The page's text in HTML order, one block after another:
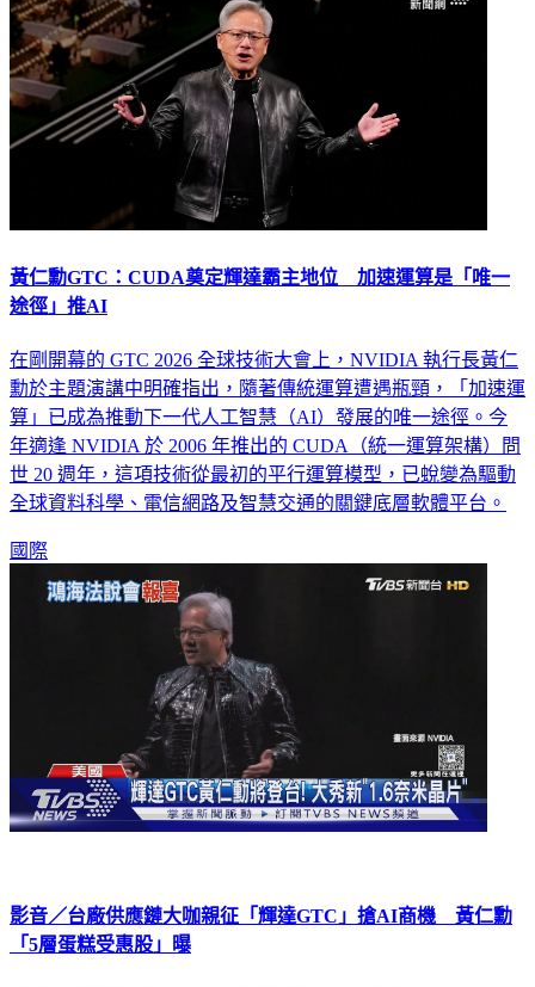
黃仁勳GTC：CUDA奠定輝達霸主地位 加速運算是「唯一
途徑」推AI
在剛開幕的 GTC 2026 全球技術大會上，NVIDIA 執行長黃仁
勳於主題演講中明確指出，隨著傳統運算遭遇瓶頸，「加速運
算」已成為推動下一代人工智慧（AI）發展的唯一途徑。今
年適逢 NVIDIA 於 2006 年推出的 CUDA（統一運算架構）問
世 20 週年，這項技術從最初的平行運算模型，已蛻變為驅動
全球資料科學、電信網路及智慧交通的關鍵底層軟體平台。
國際
影音／台廠供應鏈大咖親征「輝達GTC」搶AI商機 黃仁勳
「5層蛋糕受惠股」曝